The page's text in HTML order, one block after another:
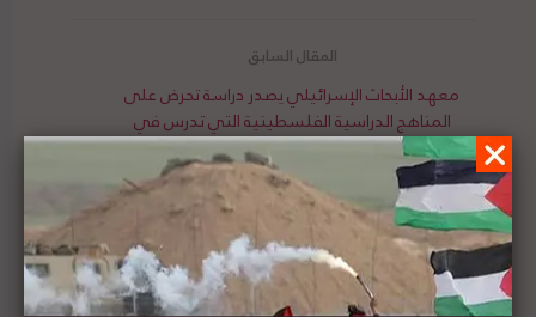
معهد الأبحاث الإسرائيلي يصدر دراسة تحرض على
المناهج الدراسية الفلسطينية التي تدرس في
المدارس التابعة للأونروا
المجلس الوطني الفلسطيني يطالب بفرض عقوبات
على وزير الأمن الإسرائيلي لرفضه تقديم لقاح
كوفيد-19 للأسرى